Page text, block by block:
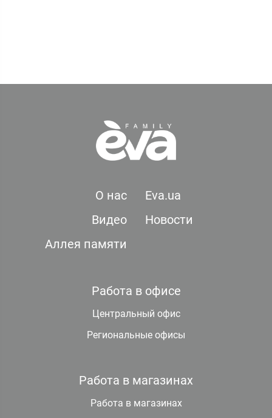
О нас
Eva.ua
Видео
Новости
Аллея памяти
Работа в офисе
Центральный офис
Региональные офисы
Работа в магазинах
Работа в магазинах